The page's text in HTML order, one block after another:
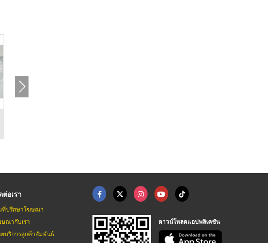
ต่อเรา
ที่ปรึกษาโฆษณา
ณากับเรา
ยบริการลูกค้าสัมพันธ์
ดาวน์โหลดแอปพลิเคชัน